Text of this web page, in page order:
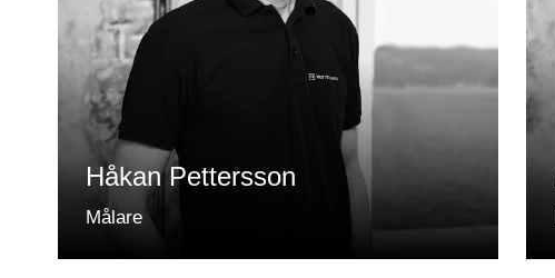
Håkan Pettersson
Målare